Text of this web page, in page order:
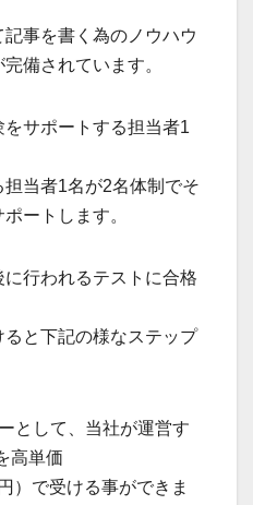
記事を書く為のノウハウ
備されています。
をサポートする担当者1
当者1名が2名体制でそ
ートします。
に行われるテストに合格
と下記の様なステップ
として、当社が運営す
高単価
）で受ける事ができま